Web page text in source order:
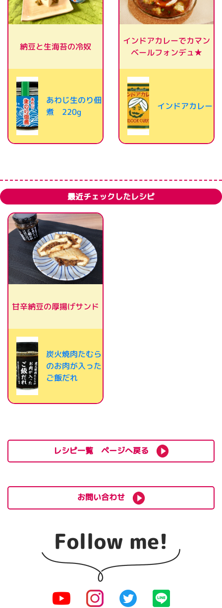
納豆と生海苔の冷奴
あわじ生のり佃
煮 220g
インドアカレーでカマン
ベールフォンデュ★
インドアカレー
最近チェックしたレシピ
甘辛納豆の厚揚げサンド
炭火焼肉たむら
のお肉が入った
ご飯だれ
レシピ一覧 ページへ戻る
お問い合わせ